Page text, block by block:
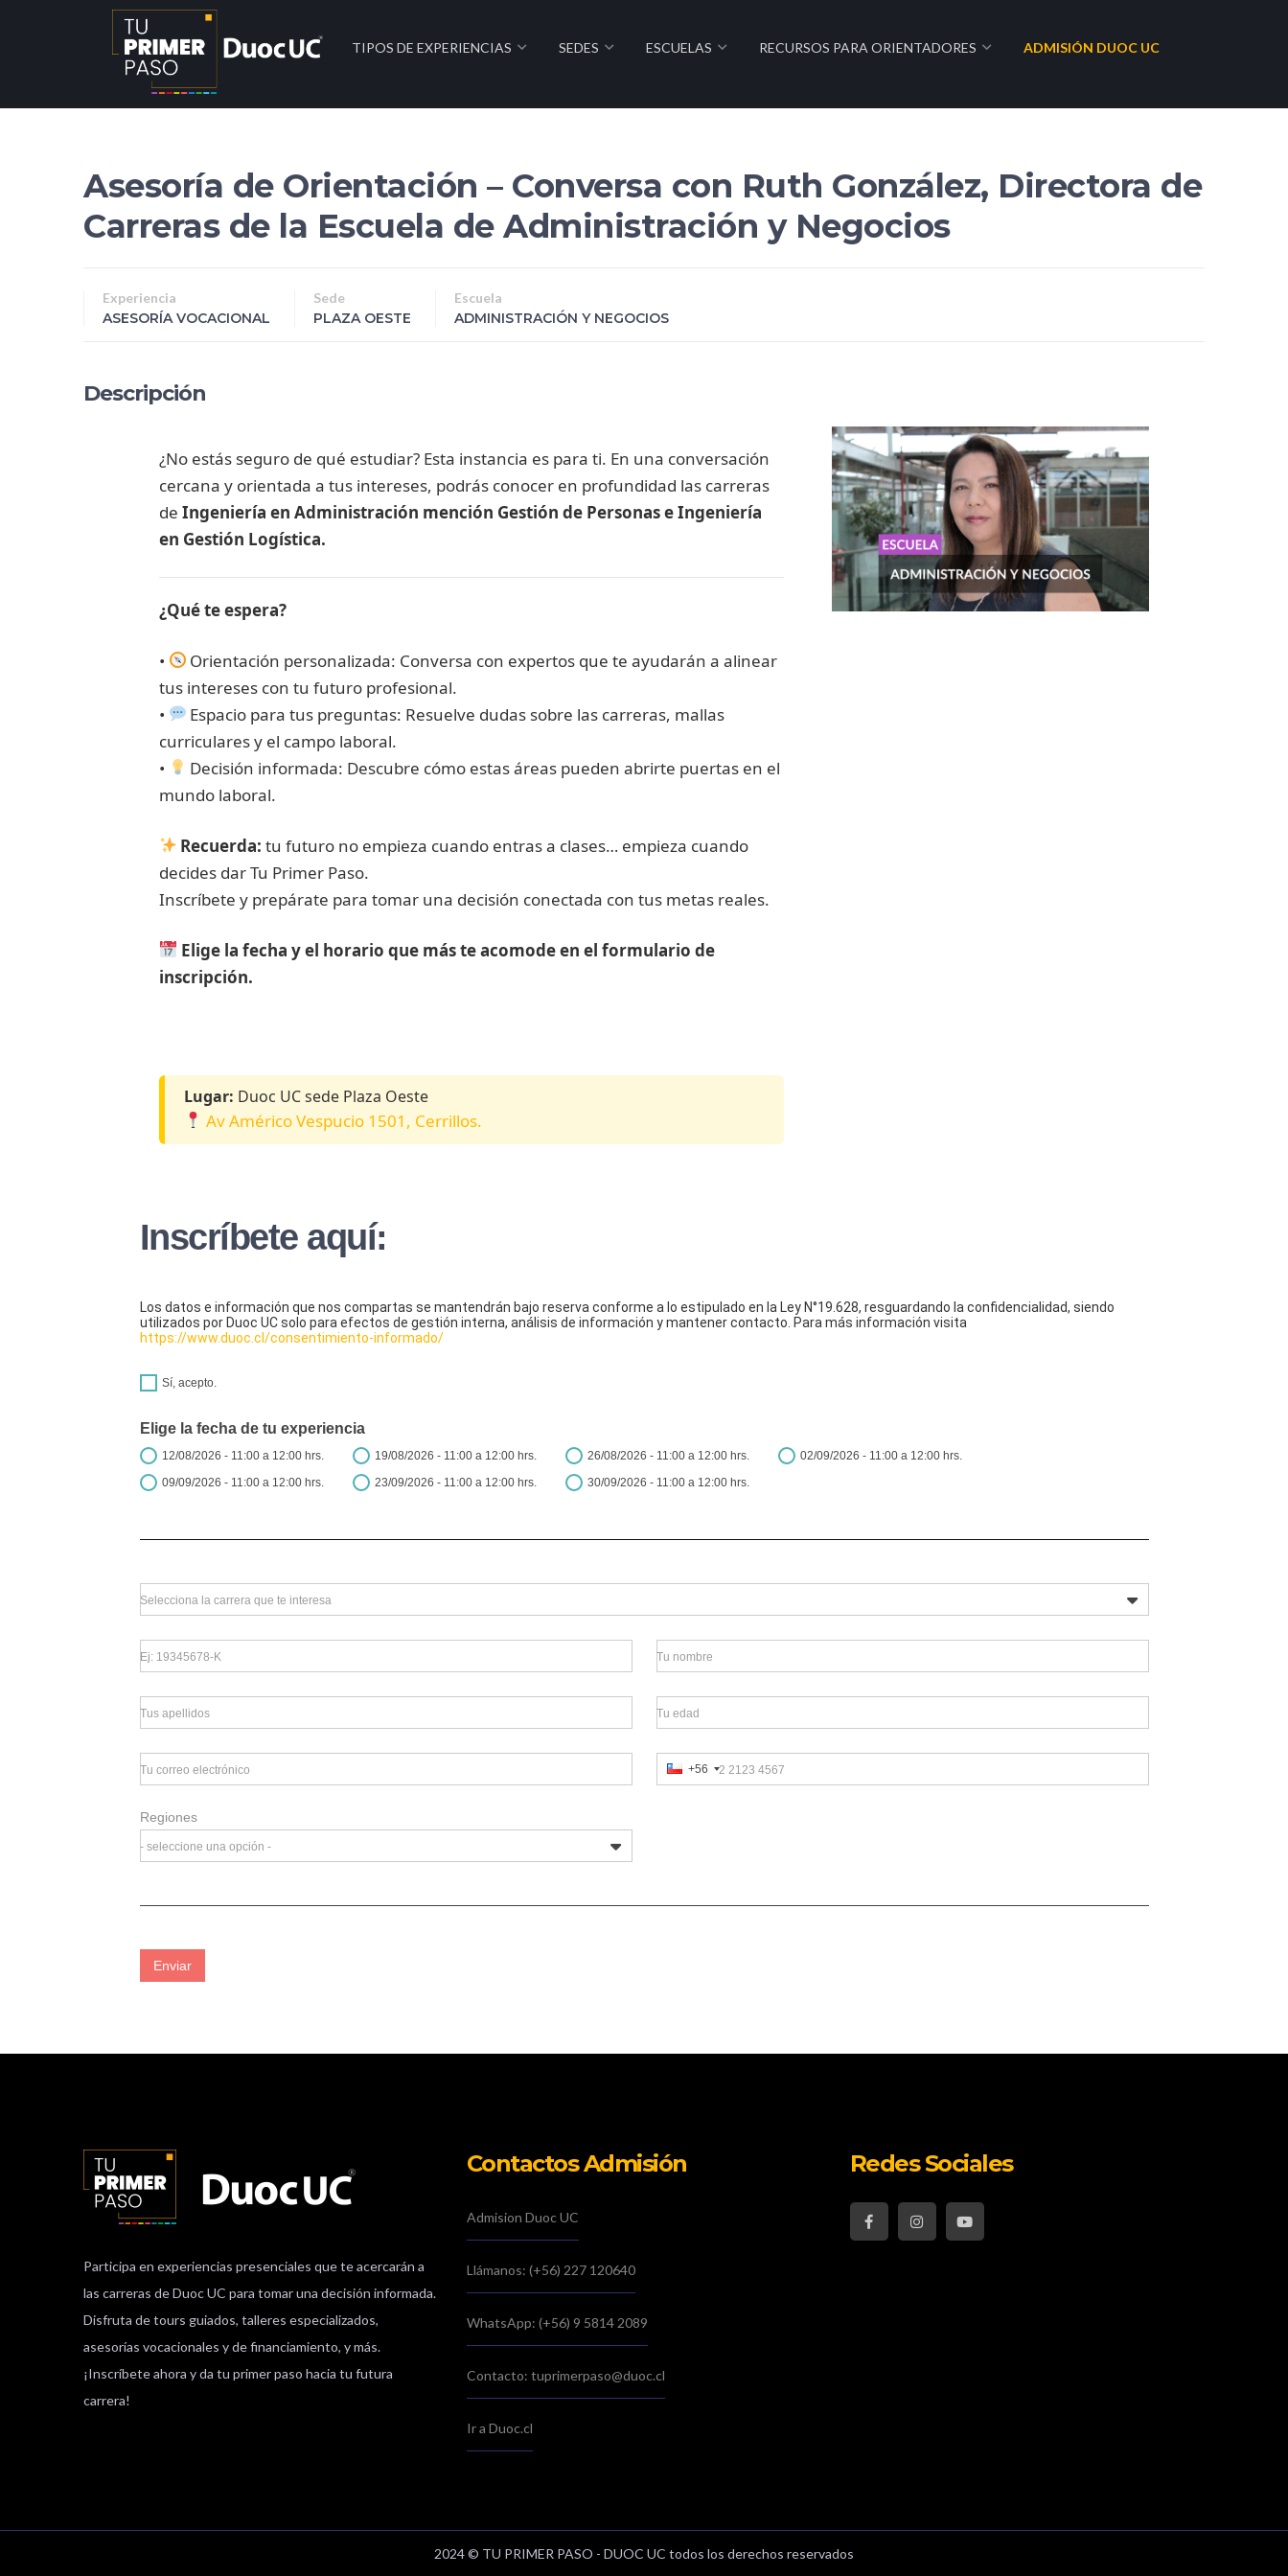
TIPOS DE EXPERIENCIAS SEDES ESCUELAS RECURSOS PARA ORIENTADORES ADMISIÓN DUOC UC
Asesoría de Orientación – Conversa con Ruth González, Directora de
Carreras de la Escuela de Administración y Negocios
Experiencia
ASESORÍA VOCACIONAL
Sede
PLAZA OESTE
Escuela
ADMINISTRACIÓN Y NEGOCIOS
Descripción
¿No estás seguro de qué estudiar? Esta instancia es para ti. En una conversación
cercana y orientada a tus intereses, podrás conocer en profundidad las carreras
de Ingeniería en Administración mención Gestión de Personas e Ingeniería
en Gestión Logística.
¿Qué te espera?
•
Orientación personalizada: Conversa con expertos que te ayudarán a alinear
tus intereses con tu futuro profesional.
•
Espacio para tus preguntas: Resuelve dudas sobre las carreras, mallas
curriculares y el campo laboral.
•
Decisión informada: Descubre cómo estas áreas pueden abrirte puertas en el
mundo laboral.
Recuerda: tu futuro no empieza cuando entras a clases… empieza cuando
decides dar Tu Primer Paso.
Inscríbete y prepárate para tomar una decisión conectada con tus metas reales.
Elige la fecha y el horario que más te acomode en el formulario de
inscripción.
Lugar: Duoc UC sede Plaza Oeste
Av Américo Vespucio 1501, Cerrillos.
Inscríbete aquí:
Los datos e información que nos compartas se mantendrán bajo reserva conforme a lo estipulado en la Ley N°19.628, resguardando la confidencialidad, siendo
utilizados por Duoc UC solo para efectos de gestión interna, análisis de información y mantener contacto. Para más información visita
https://www.duoc.cl/consentimiento-informado/
Sí, acepto.
Elige la fecha de tu experiencia
12/08/2026 - 11:00 a 12:00 hrs. 19/08/2026 - 11:00 a 12:00 hrs. 26/08/2026 - 11:00 a 12:00 hrs.
02/09/2026 - 11:00 a 12:00 hrs.
09/09/2026 - 11:00 a 12:00 hrs.
23/09/2026 - 11:00 a 12:00 hrs. 30/09/2026 - 11:00 a 12:00 hrs.
Selecciona la carrera que te interesa
Ej: 19345678-K Tu nombre
Tus apellidos Tu edad
Tu correo electrónico +56 2 2123 4567
Regiones
- seleccione una opción -
Enviar
Participa en experiencias presenciales que te acercarán a
las carreras de Duoc UC para tomar una decisión informada.
Disfruta de tours guiados, talleres especializados,
asesorías vocacionales y de financiamiento, y más.
¡Inscríbete ahora y da tu primer paso hacia tu futura
carrera!
Contactos Admisión
Admision Duoc UC
Llámanos: (+56) 227 120640
WhatsApp: (+56) 9 5814 2089
Contacto: tuprimerpaso@duoc.cl
Ir a Duoc.cl
Redes Sociales
2024 © TU PRIMER PASO - DUOC UC todos los derechos reservados